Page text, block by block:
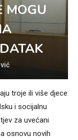
MOGU
troje ili više djece
i socijalnu
za uvećani
osnovu novih